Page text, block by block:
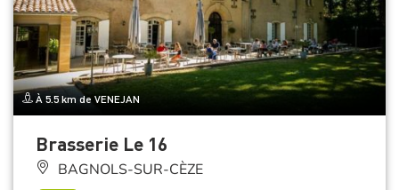
À 5.5 km de VENEJAN
Brasserie Le 16
BAGNOLS-SUR-CÈZE